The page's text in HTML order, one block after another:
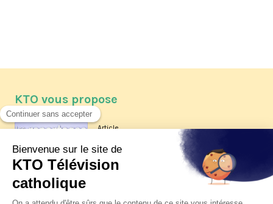
KTO vous propose
Article
Les reportages d'été 2026 de KTO
La visite pastorale du pape Léon